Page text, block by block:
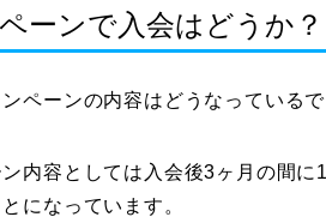
ーンで入会はどうか？
ペーンの内容はどうなっているで
内容としては入会後3ヶ月の間
になっています。